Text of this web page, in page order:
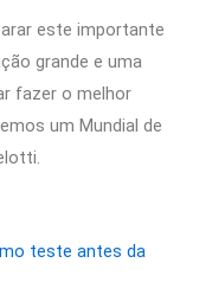
este importante
grande e uma
fazer o melhor
um Mundial de
teste antes da